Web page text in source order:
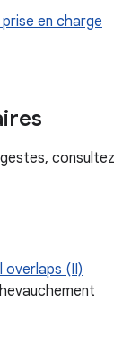
en charge
consultez
overlaps (II)